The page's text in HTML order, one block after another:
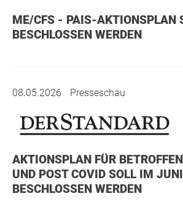
ME/CFS - PAIS-AKTIONSPLAN SOLL IM JUNI
BESCHLOSSEN WERDEN
08.05.2026 Presseschau
AKTIONSPLAN FÜR BETROFFENE VON ME/CFS
UND POST COVID SOLL IM JUNI
BESCHLOSSEN WERDEN